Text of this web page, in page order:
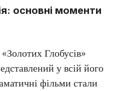
основні моменти
Глобусів»
у всій його
фільми стали